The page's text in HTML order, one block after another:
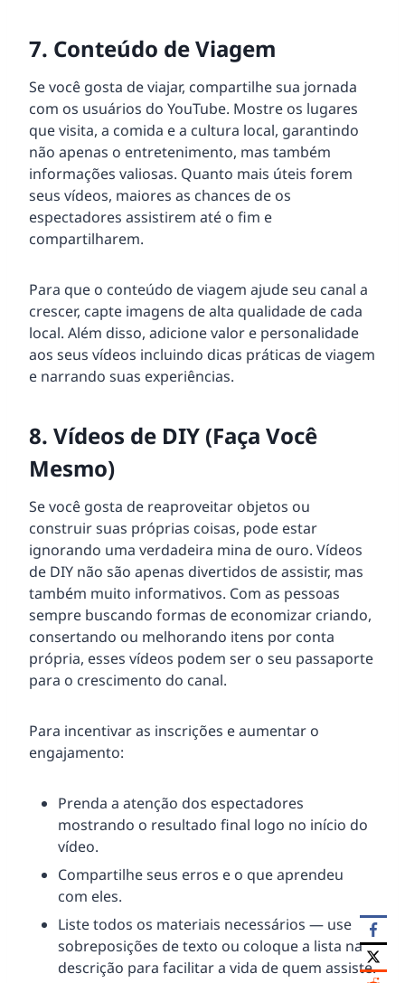
7. Conteúdo de Viagem
Se você gosta de viajar, compartilhe sua jornada
com os usuários do YouTube. Mostre os lugares
que visita, a comida e a cultura local, garantindo
não apenas o entretenimento, mas também
informações valiosas. Quanto mais úteis forem
seus vídeos, maiores as chances de os
espectadores assistirem até o fim e
compartilharem.
Para que o conteúdo de viagem ajude seu canal a
crescer, capte imagens de alta qualidade de cada
local. Além disso, adicione valor e personalidade
aos seus vídeos incluindo dicas práticas de viagem
e narrando suas experiências.
8. Vídeos de DIY (Faça Você
Mesmo)
Se você gosta de reaproveitar objetos ou
construir suas próprias coisas, pode estar
ignorando uma verdadeira mina de ouro. Vídeos
de DIY não são apenas divertidos de assistir, mas
também muito informativos. Com as pessoas
sempre buscando formas de economizar criando,
consertando ou melhorando itens por conta
própria, esses vídeos podem ser o seu passaporte
para o crescimento do canal.
Para incentivar as inscrições e aumentar o
engajamento:
Prenda a atenção dos espectadores
mostrando o resultado final logo no início do
vídeo.
Compartilhe seus erros e o que aprendeu
com eles.
Liste todos os materiais necessários — use
sobreposições de texto ou coloque a lista na
descrição para facilitar a vida de quem assiste.